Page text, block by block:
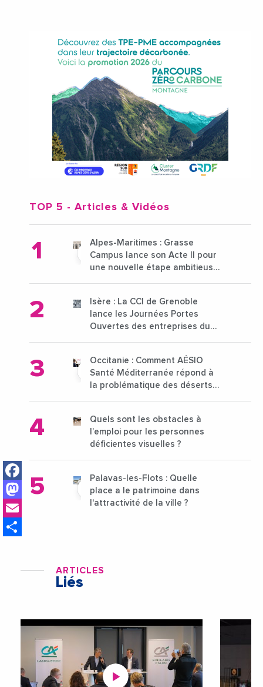
Facebook
Mastodon
TOP 5 - Articles & Vidéos
Alpes-Maritimes : Grasse
Campus lance son Acte II pour
une nouvelle étape ambitieuse
Isère : La CCI de Grenoble
lance les Journées Portes
Ouvertes des entreprises du
Occitanie : Comment AÉSIO
Santé Méditerranée répond à
la problématique des déserts
Quels sont les obstacles à
l’emploi pour les personnes
déficientes visuelles ?
Palavas-les-Flots : Quelle
place a le patrimoine dans
l'attractivité de la ville ?
ARTICLES
Liés